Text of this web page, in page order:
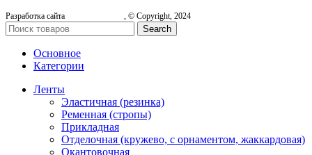
Разработка сайта , © Copyright, 2024
Search
Основное
Категории
Ленты
Эластичная (резинка)
Ременная (стропы)
Прикладная
Отделочная (кружево, с орнаментом, жаккардовая)
Окантовочная